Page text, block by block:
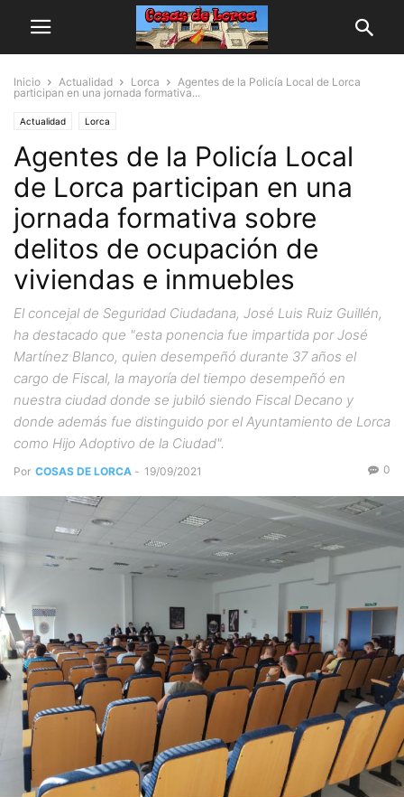
Inicio Actualidad Lorca
Agentes de la Policía Local de Lorca
participan en una jornada formativa...
Actualidad Lorca
Agentes de la Policía Local
de Lorca participan en una
jornada formativa sobre
delitos de ocupación de
viviendas e inmuebles
El concejal de Seguridad Ciudadana, José Luis Ruiz Guillén,
ha destacado que "esta ponencia fue impartida por José
Martínez Blanco, quien desempeñó durante 37 años el
cargo de Fiscal, la mayoría del tiempo desempeñó en
nuestra ciudad donde se jubiló siendo Fiscal Decano y
donde además fue distinguido por el Ayuntamiento de Lorca
como Hijo Adoptivo de la Ciudad".
Por COSAS DE LORCA - 19/09/2021 0